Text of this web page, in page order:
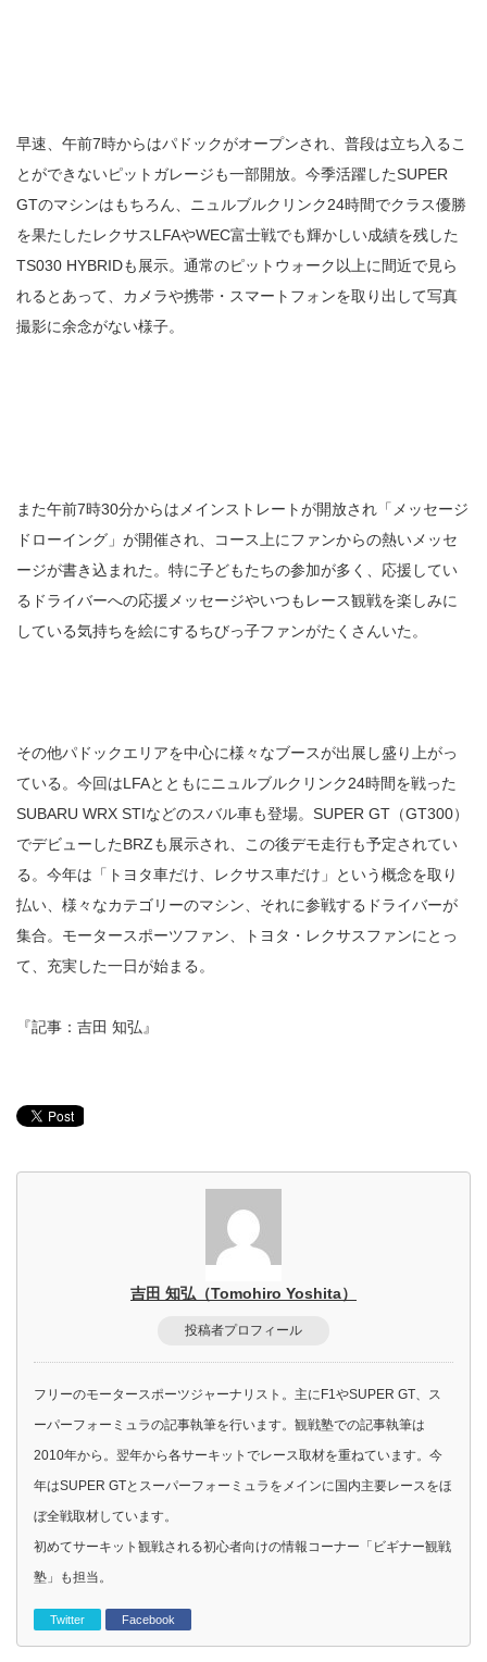
早速、午前7時からはパドックがオープンされ、普段は立ち入るこ
とができないピットガレージも一部開放。今季活躍したSUPER
GTのマシンはもちろん、ニュルブルクリンク24時間でクラス優勝
を果たしたレクサスLFAやWEC富士戦でも輝かしい成績を残した
TS030 HYBRIDも展示。通常のピットウォーク以上に間近で見ら
れるとあって、カメラや携帯・スマートフォンを取り出して写真
撮影に余念がない様子。
また午前7時30分からはメインストレートが開放され「メッセージ
ドローイング」が開催され、コース上にファンからの熱いメッセ
ージが書き込まれた。特に子どもたちの参加が多く、応援してい
るドライバーへの応援メッセージやいつもレース観戦を楽しみに
している気持ちを絵にするちびっ子ファンがたくさんいた。
その他パドックエリアを中心に様々なブースが出展し盛り上がっ
ている。今回はLFAとともにニュルブルクリンク24時間を戦った
SUBARU WRX STIなどのスバル車も登場。SUPER GT（GT300）
でデビューしたBRZも展示され、この後デモ走行も予定されてい
る。今年は「トヨタ車だけ、レクサス車だけ」という概念を取り
払い、様々なカテゴリーのマシン、それに参戦するドライバーが
集合。モータースポーツファン、トヨタ・レクサスファンにとっ
て、充実した一日が始まる。
『記事：吉田 知弘』
吉田 知弘（Tomohiro Yoshita）
投稿者プロフィール
フリーのモータースポーツジャーナリスト。主にF1やSUPER GT、ス
ーパーフォーミュラの記事執筆を行います。観戦塾での記事執筆は
2010年から。翌年から各サーキットでレース取材を重ねています。今
年はSUPER GTとスーパーフォーミュラをメインに国内主要レースをほ
ぼ全戦取材しています。
初めてサーキット観戦される初心者向けの情報コーナー「ビギナー観戦
塾」も担当。
Twitter Facebook